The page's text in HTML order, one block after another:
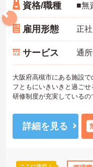
資格/職種
雇用形態 正
サービス 通
大阪府高槻市にある施設
フともにいきいきと過ごせ
研修制度が充実している
ご興味のある方には、面接
いたしますのでお気軽にご
詳細を見る